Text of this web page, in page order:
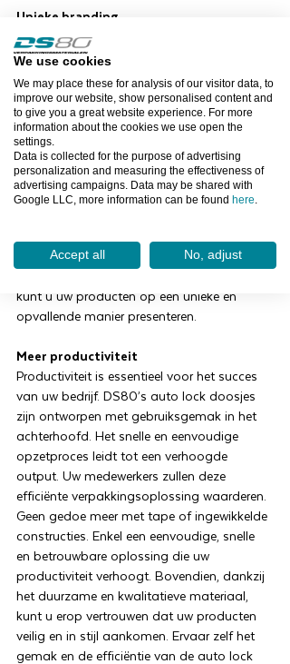
Unieke branding
Bij DS80 begrijpen we het belang van
branding. Daarom bieden we de
mogelijkheid om uw verpakkingen aan 1
zijde of aan beide zijdes te bedrukken.
Maak een blijvende indruk, zelfs voordat uw
klanten het pakket openen. Uw logo,
bedrijfsnaam of een speciaal ontwerp; de
keuze is aan u. Onze experts staan klaar
om u te adviseren en te begeleiden in dit
functie heeft, maar ook bijdraagt aan uw
merkbeleving. Met een 2 zijdige bedrukking
kunt u uw producten op een unieke en
opvallende manier presenteren.
Meer productiviteit
Productiviteit is essentieel voor het succes
van uw bedrijf. DS80’s auto lock doosjes
zijn ontworpen met gebruiksgemak in het
achterhoofd. Het snelle en eenvoudige
opzetproces leidt tot een verhoogde
output. Uw medewerkers zullen deze
efficiënte verpakkingsoplossing waarderen.
Geen gedoe meer met tape of ingewikkelde
constructies. Enkel een eenvoudige, snelle
en betrouwbare oplossing die uw
productiviteit verhoogt. Bovendien, dankzij
het duurzame en kwalitatieve materiaal,
kunt u erop vertrouwen dat uw producten
veilig en in stijl aankomen. Ervaar zelf het
gemak en de efficiëntie van de auto lock
We use cookies
We may place these for analysis of our visitor data, to
improve our website, show personalised content and
to give you a great website experience. For more
information about the cookies we use open the
settings.
Data is collected for the purpose of advertising
personalization and measuring the effectiveness of
advertising campaigns. Data may be shared with
Google LLC, more information can be found here.
Accept all No, adjust